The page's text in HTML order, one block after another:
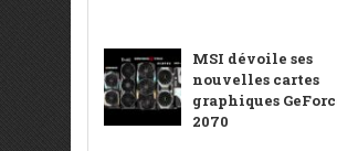
MSI dévoile ses
nouvelles cartes
graphiques
2070